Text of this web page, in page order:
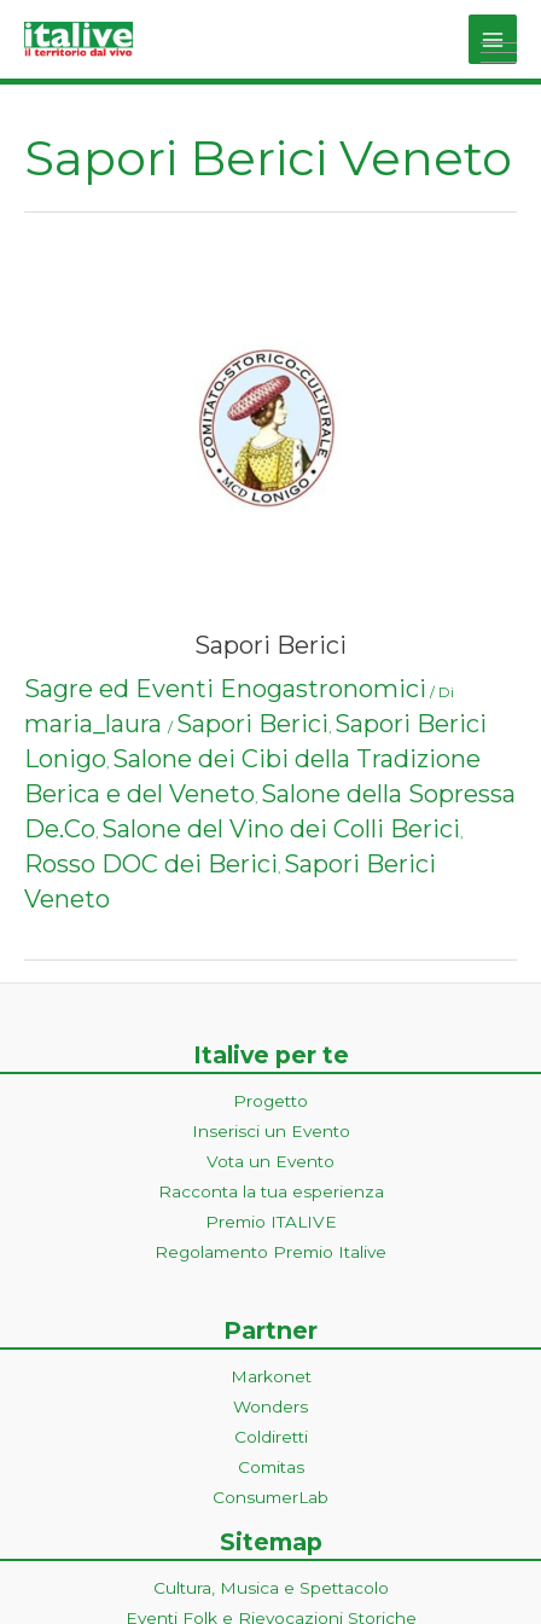
Main
Sapori Berici Veneto
Sapori Berici
Sagre ed Eventi Enogastronomici / Di
maria_laura / Sapori Berici, Sapori Berici
Lonigo, Salone dei Cibi della Tradizione
Berica e del Veneto, Salone della Sopressa
De.Co, Salone del Vino dei Colli Berici,
Rosso DOC dei Berici, Sapori Berici
Veneto
Italive per te
Progetto
Inserisci un Evento
Vota un Evento
Racconta la tua esperienza
Premio ITALIVE
Regolamento Premio Italive
Partner
Markonet
Wonders
Coldiretti
Comitas
ConsumerLab
Sitemap
Cultura, Musica e Spettacolo
Eventi Folk e Rievocazioni Storiche